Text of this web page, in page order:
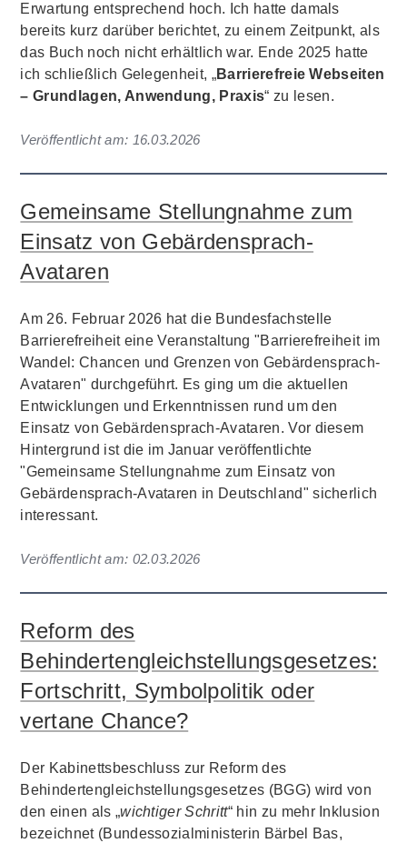
Erwartung entsprechend hoch. Ich hatte damals
bereits kurz darüber berichtet, zu einem Zeitpunkt, als
das Buch noch nicht erhältlich war. Ende 2025 hatte
ich schließlich Gelegenheit, „Barrierefreie Webseiten
– Grundlagen, Anwendung, Praxis“ zu lesen.
Veröffentlicht am: 16.03.2026
Gemeinsame Stellungnahme zum
Einsatz von Gebärdensprach-
Avataren
Am 26. Februar 2026 hat die Bundesfachstelle
Barrierefreiheit eine Veranstaltung "Barrierefreiheit im
Wandel: Chancen und Grenzen von Gebärdensprach-
Avataren" durchgeführt. Es ging um die aktuellen
Entwicklungen und Erkenntnissen rund um den
Einsatz von Gebärdensprach-Avataren. Vor diesem
Hintergrund ist die im Januar veröffentlichte
"Gemeinsame Stellungnahme zum Einsatz von
Gebärdensprach-Avataren in Deutschland" sicherlich
interessant.
Veröffentlicht am: 02.03.2026
Reform des
Behindertengleichstellungsgesetzes:
Fortschritt, Symbolpolitik oder
vertane Chance?
Der Kabinettsbeschluss zur Reform des
Behindertengleichstellungsgesetzes (BGG) wird von
den einen als „wichtiger Schritt“ hin zu mehr Inklusion
bezeichnet (Bundessozialministerin Bärbel Bas,